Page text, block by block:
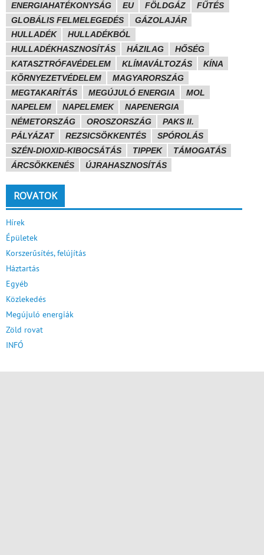
ENERGIAHATÉKONYSÁG
EU FÖLDGÁZ
FŰTÉS
GLOBÁLIS FELMELEGEDÉS
GÁZOLAJÁR
HULLADÉK
HULLADÉKBÓL
HULLADÉKHASZNOSÍTÁS
HÁZILAG
HŐSÉG
KATASZTRÓFAVÉDELEM
KLÍMAVÁLTOZÁS
KÍNA
KÖRNYEZETVÉDELEM
MAGYARORSZÁG
MEGTAKARÍTÁS
MEGÚJULÓ ENERGIA
MOL
NAPELEM
NAPELEMEK
NAPENERGIA
NÉMETORSZÁG
OROSZORSZÁG
PAKS II.
PÁLYÁZAT
REZSICSÖKKENTÉS
SPÓROLÁS
SZÉN-DIOXID-KIBOCSÁTÁS
TIPPEK
TÁMOGATÁS
ÁRCSÖKKENÉS
ÚJRAHASZNOSÍTÁS
ROVATOK
Hírek
Épületek
Korszerűsítés, felújítás
Háztartás
Egyéb
Közlekedés
Megújuló energiák
Zöld rovat
INFÓ